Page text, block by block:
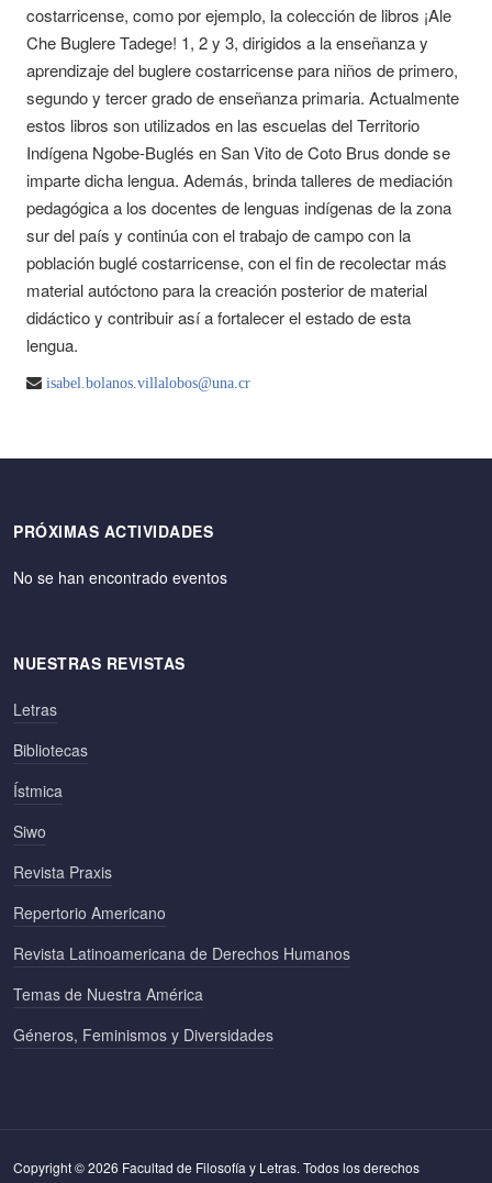
costarricense, como por ejemplo, la colección de libros ¡Ale
Che Buglere Tadege! 1, 2 y 3, dirigidos a la enseñanza y
aprendizaje del buglere costarricense para niños de primero,
segundo y tercer grado de enseñanza primaria. Actualmente
estos libros son utilizados en las escuelas del Territorio
Indígena Ngobe-Buglés en San Vito de Coto Brus donde se
imparte dicha lengua. Además, brinda talleres de mediación
pedagógica a los docentes de lenguas indígenas de la zona
sur del país y continúa con el trabajo de campo con la
población buglé costarricense, con el fin de recolectar más
material autóctono para la creación posterior de material
didáctico y contribuir así a fortalecer el estado de esta
lengua.
isabel.bolanos.villalobos@una.cr
PRÓXIMAS ACTIVIDADES
No se han encontrado eventos
NUESTRAS REVISTAS
Letras
Bibliotecas
Ístmica
Siwo
Revista Praxis
Repertorio Americano
Revista Latinoamericana de Derechos Humanos
Temas de Nuestra América
Géneros, Feminismos y Diversidades
Copyright © 2026 Facultad de Filosofía y Letras. Todos los derechos